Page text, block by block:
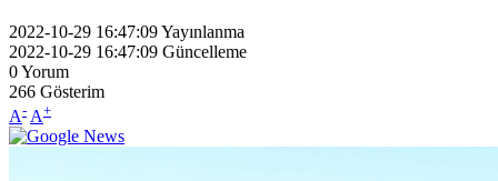
2022-10-29 16:47:09Yayınlanma
2022-10-29 16:47:09 Güncelleme
0Yorum
266 Gösterim
A- A+